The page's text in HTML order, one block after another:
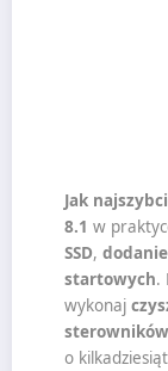
Jak
8.1 w
SSD,
startowych.
wykonaj
sterowników
o